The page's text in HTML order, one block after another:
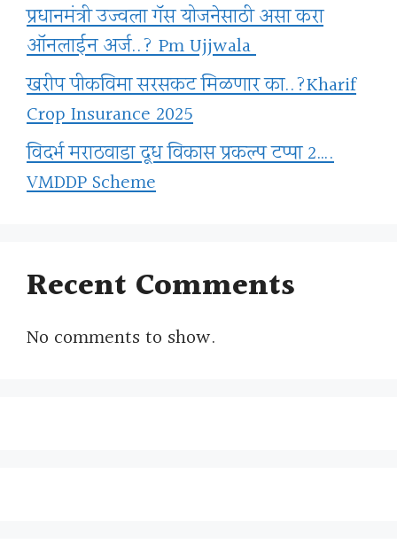
प्रधानमंत्री उज्वला गॅस योजनेसाठी असा करा
ऑनलाईन अर्ज..? Pm Ujjwala
खरीप पीकविमा सरसकट मिळणार का..?Kharif
Crop Insurance 2025
विदर्भ मराठवाडा दूध विकास प्रकल्प टप्पा 2….
VMDDP Scheme
Recent Comments
No comments to show.